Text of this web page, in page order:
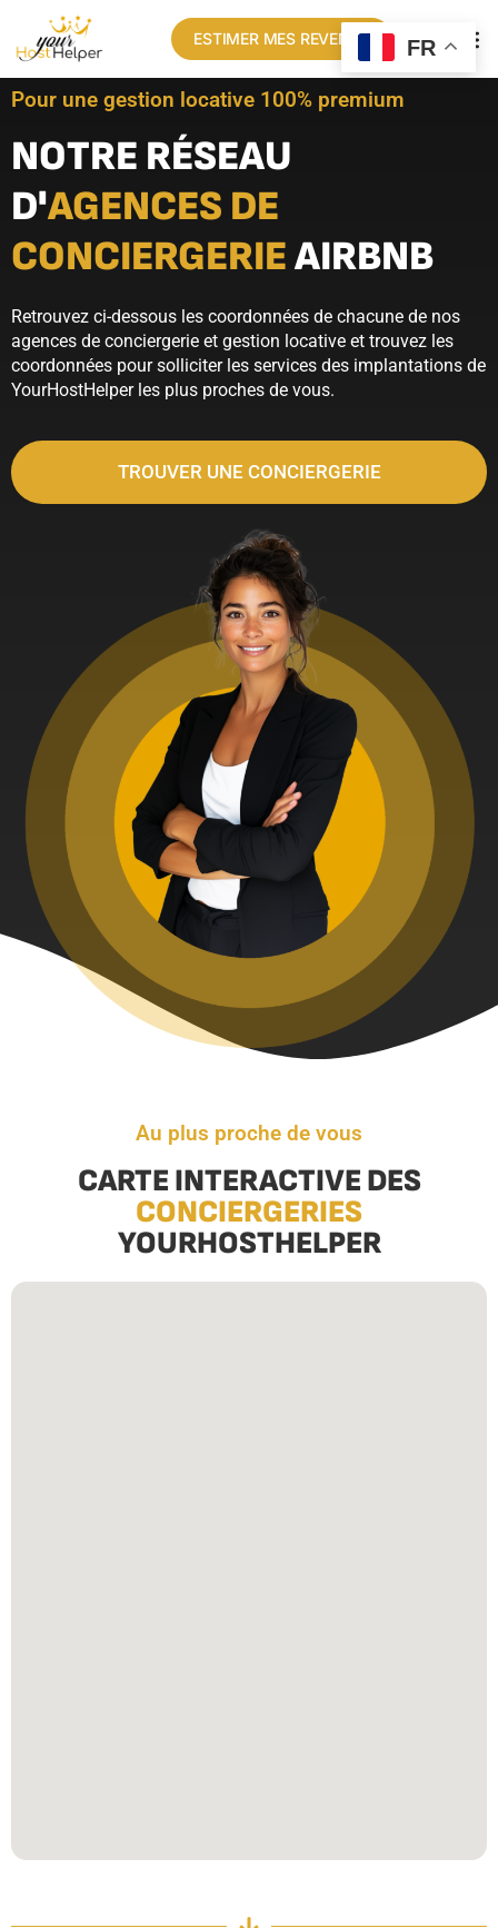
ESTIMER MES REVENUS
Pour une gestion locative 100% premium
NOTRE RÉSEAU
D'AGENCES DE
CONCIERGERIEAIRBNB
Retrouvez ci-dessous les coordonnées de chacune de nos
agences de conciergerie et gestion locative et trouvez les
coordonnées pour solliciter les services des implantations de
YourHostHelper les plus proches de vous.
TROUVER UNE CONCIERGERIE
Au plus proche de vous
CARTE INTERACTIVE DES
CONCIERGERIES
YOURHOSTHELPER
FR